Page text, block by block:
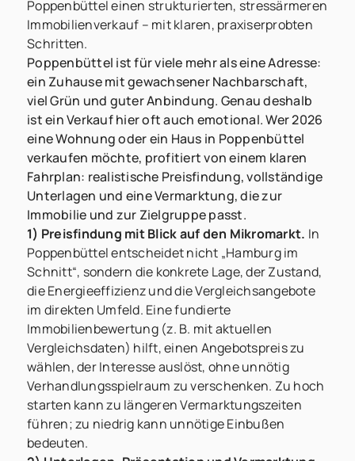
Poppenbüttel einen strukturierten, stressärmeren
Immobilienverkauf – mit klaren, praxiserprobten
Schritten.
Poppenbüttel ist für viele mehr als eine Adresse:
ein Zuhause mit gewachsener Nachbarschaft,
viel Grün und guter Anbindung. Genau deshalb
ist ein Verkauf hier oft auch emotional. Wer 2026
eine Wohnung oder ein Haus in Poppenbüttel
verkaufen möchte, profitiert von einem klaren
Fahrplan: realistische Preisfindung, vollständige
Unterlagen und eine Vermarktung, die zur
Immobilie und zur Zielgruppe passt.
1) Preisfindung mit Blick auf den Mikromarkt. In
Poppenbüttel entscheidet nicht „Hamburg im
Schnitt“, sondern die konkrete Lage, der Zustand,
die Energieeffizienz und die Vergleichsangebote
im direkten Umfeld. Eine fundierte
Immobilienbewertung (z. B. mit aktuellen
Vergleichsdaten) hilft, einen Angebotspreis zu
wählen, der Interesse auslöst, ohne unnötig
Verhandlungsspielraum zu verschenken. Zu hoch
starten kann zu längeren Vermarktungszeiten
führen; zu niedrig kann unnötige Einbußen
bedeuten.